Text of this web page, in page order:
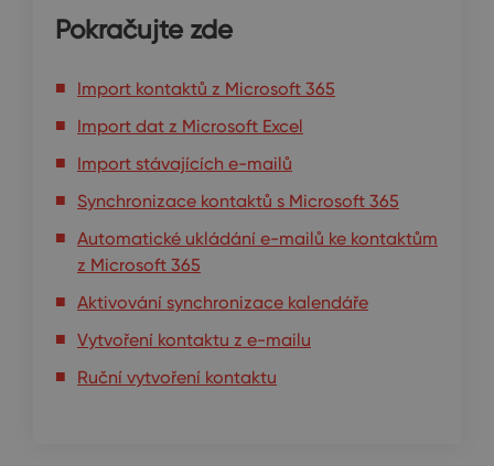
Pokračujte zde
Import kontaktů z Microsoft 365
Import dat z Microsoft Excel
Import stávajících e-mailů
Synchronizace kontaktů s Microsoft 365
Automatické ukládání e-mailů ke kontaktům
z Microsoft 365
Aktivování synchronizace kalendáře
Vytvoření kontaktu z e-mailu
Ruční vytvoření kontaktu